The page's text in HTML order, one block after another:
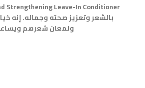
بالشعر وتعزيز صحته وجماله. إنه
ولمعان شعرهم